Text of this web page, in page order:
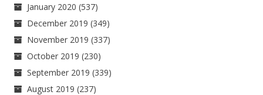
January 2020 (537)
December 2019 (349)
November 2019 (337)
October 2019 (230)
September 2019 (339)
August 2019 (237)